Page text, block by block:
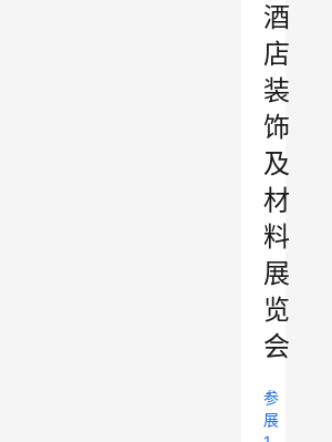
酒
店
装
饰
及
材
料
展
览
会
参
展